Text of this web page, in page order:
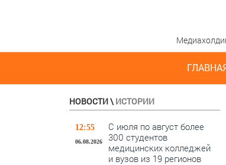
НОВОСТИ\ ИСТОРИИ
12:55
06.08.2026
С июля по август более
300 студентов
медицинских колледжей
и вузов из 19 регионов